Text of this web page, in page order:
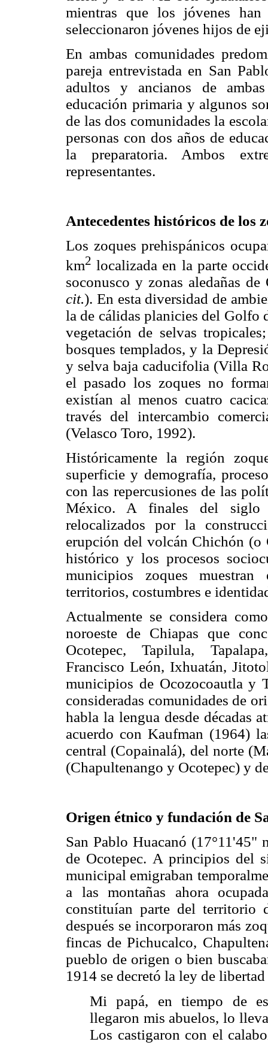
mientras que los jóvenes
seleccionaron jóvenes hijos de
En ambas comunidades
pareja entrevistada en San
adultos y ancianos de
educación primaria y algunos
de las dos comunidades la
personas con dos años de
la preparatoria. Ambos
representantes.
Antecedentes históricos de los
Los zoques prehispánicos
km2 localizada en la parte
soconusco y zonas aledañas
cit.). En esta diversidad de
la de cálidas planicies del Golfo
vegetación de selvas
bosques templados, y la
y selva baja caducifolia (Villa
el pasado los zoques no
existían al menos cuatro
través del intercambio
(Velasco Toro, 1992).
Históricamente la región
superficie y demografía,
con las repercusiones de las
México. A finales del siglo
relocalizados por la
erupción del volcán Chichón
histórico y los procesos
municipios zoques
territorios, costumbres e
Actualmente se considera
noroeste de Chiapas que
Ocotepec, Tapilula,
Francisco León, Ixhuatán,
municipios de Ocozocoautla y
consideradas comunidades de
habla la lengua desde décadas
acuerdo con Kaufman (1964)
central (Copainalá), del norte
(Chapultenango y Ocotepec) y
Origen étnico y fundación de
San Pablo Huacanó
de Ocotepec. A principios del
municipal emigraban
a las montañas ahora
constituían parte del territorio
después se incorporaron más
fincas de Pichucalco,
pueblo de origen o bien
1914 se decretó la ley de
Mi papá, en tiempo de
llegaron mis abuelos, lo
Los castigaron con el